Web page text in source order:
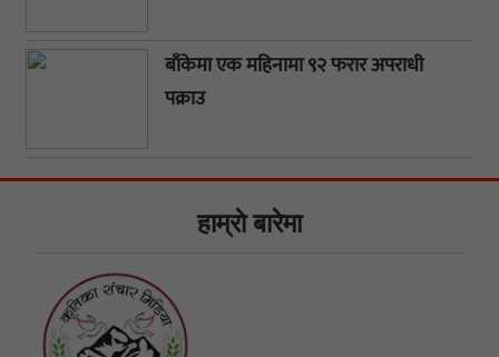
बाँकेमा एक महिनामा ९२ फरार अपराधी
पक्राउ
हाम्राे बारेमा